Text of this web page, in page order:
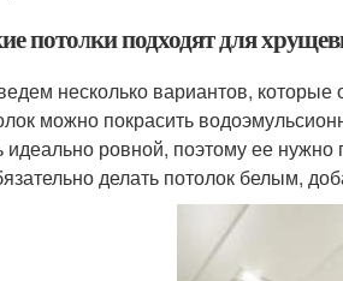
потолки подходят для
несколько вариантов, которые
можно покрасить
идеально ровной, поэтому ее
делать потолок белым,